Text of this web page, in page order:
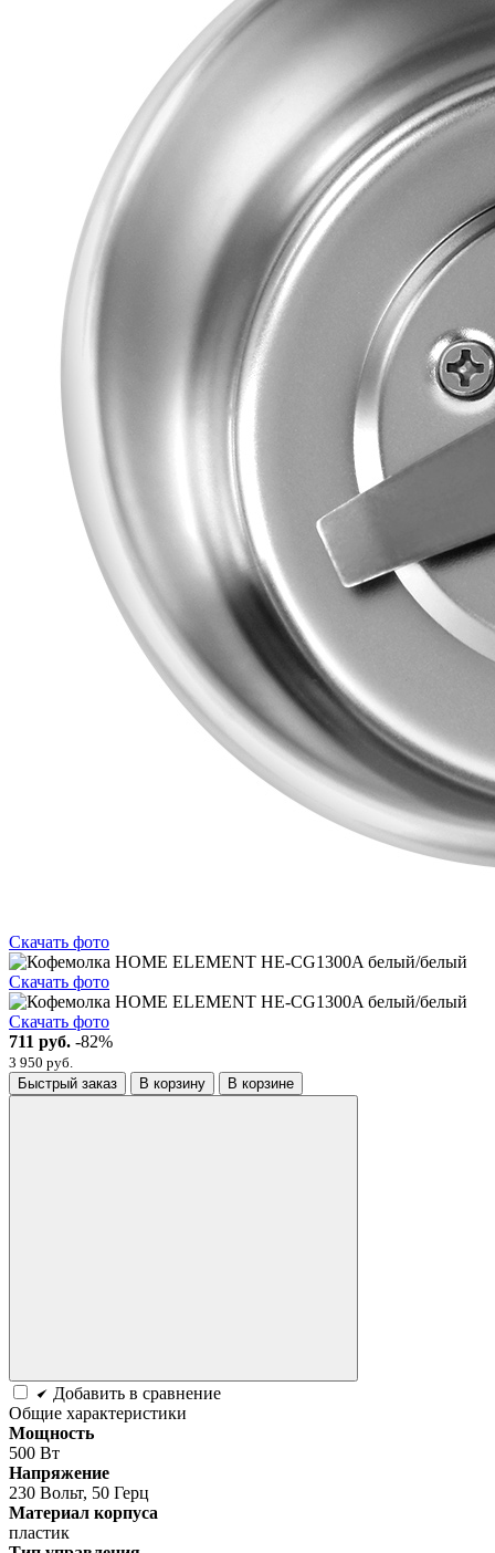
Скачать фото
Скачать фото
Скачать фото
711 руб. -82%
3 950 руб.
Быстрый заказ
В корзину В корзине
Добавить в сравнение
Общие характеристики
Мощность
500 Вт
Напряжение
230 Вольт, 50 Герц
Материал корпуса
пластик